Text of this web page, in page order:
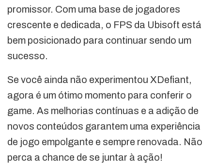
promissor. Com uma base de jogadores
crescente e dedicada, o FPS da Ubisoft está
bem posicionado para continuar sendo um
sucesso.
Se você ainda não experimentou XDefiant,
agora é um ótimo momento para conferir o
game. As melhorias contínuas e a adição de
novos conteúdos garantem uma experiência
de jogo empolgante e sempre renovada. Não
perca a chance de se juntar à ação!